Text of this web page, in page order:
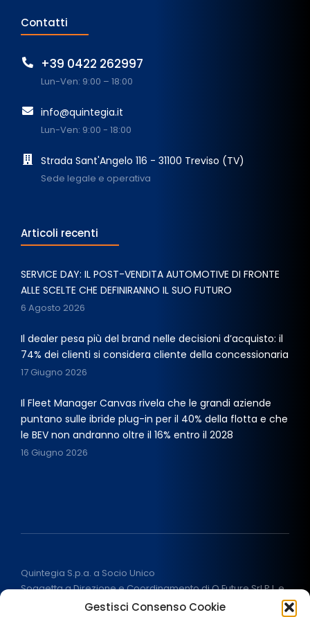
Gestisci Consenso Cookie
Contatti
+39 0422 262997
Lun-Ven: 9:00 – 18:00
info@quintegia.it
Lun-Ven: 9:00 - 18:00
Strada Sant'Angelo 116 - 31100 Treviso (TV)
Sede legale e operativa
Articoli recenti
SERVICE DAY: IL POST-VENDITA AUTOMOTIVE DI FRONTE
ALLE SCELTE CHE DEFINIRANNO IL SUO FUTURO
6 Agosto 2026
Il dealer pesa più del brand nelle decisioni d’acquisto: il
74% dei clienti si considera cliente della concessionaria
17 Giugno 2026
Il Fleet Manager Canvas rivela che le grandi aziende
puntano sulle ibride plug-in per il 40% della flotta e che
le BEV non andranno oltre il 16% entro il 2028
16 Giugno 2026
Quintegia S.p.a. a Socio Unico
Soggetta a Direzione e Coordinamento di Q Future Srl P.I. e
C.F. 05507380268